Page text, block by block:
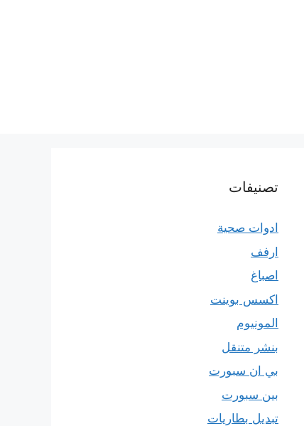
تصنيفات
ادوات صحية
ارفف
اصباغ
اكسس بوينت
المونيوم
بنشر متنقل
بي ان سبورت
بين سبورت
تبديل بطاريات